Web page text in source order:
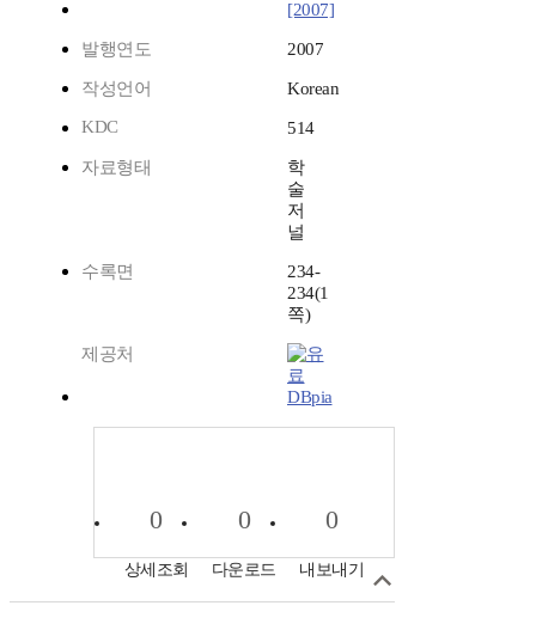
[2007]
발행연도 2007
작성언어
Korean
KDC
514
자료형태
학
술
저
널
수록면
234-
234(1
쪽)
제공처
DBpia
0
상세조회
0
다운로드
0
내보내기